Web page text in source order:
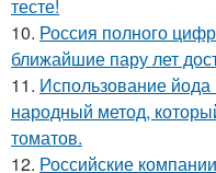
тесте!
10. Россия полного
ближайшие пару лет
11. Использование
народный метод,
томатов.
12. Российские